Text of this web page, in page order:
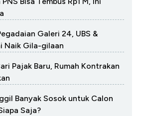
Galeri 24, UBS &
Naik Gila-gilaan
Pajak Baru, Rumah Kontrakan
Banyak Sosok untuk Calon
Saja?